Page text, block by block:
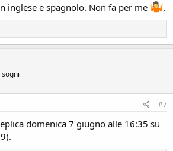
inglese e spagnolo. Non fa per me
.
#7
domenica 7 giugno alle 16:35 su